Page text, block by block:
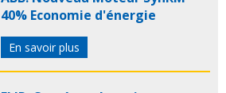
40% Economie d'énergie
En savoir plus